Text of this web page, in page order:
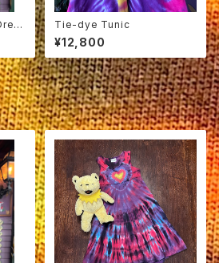
Tie-dye Tunic
¥12,800